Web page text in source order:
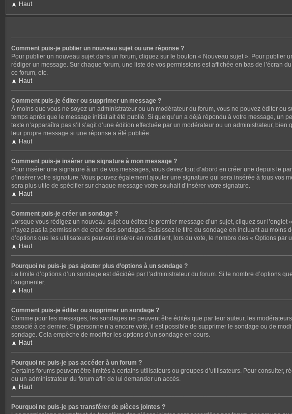
Haut
Comment puis-je publier un nouveau sujet ou une réponse ?
Pour publier un nouveau sujet dans un forum, cliquez sur le bouton « Nouveau sujet ». Pour
rédiger un message. Sur chaque forum, une liste de vos permissions est affichée en bas de l’écran
ce forum, etc.
Haut
Comment puis-je éditer ou supprimer un message ?
À moins que vous ne soyez un administrateur ou un modérateur du forum, vous ne pouvez éditer
temps après que le message initial ait été publié. Si quelqu’un a déjà répondu à votre message, un
texte n’apparaîtra pas s’il s’agit d’une édition effectuée par un modérateur ou un administrateur,
leur propre message si une réponse a été publiée.
Haut
Comment puis-je insérer une signature à mon message ?
Pour insérer une signature à un de vos messages, vous devez tout d’abord en créer une depuis le
d’insérer votre signature. Vous pouvez également ajouter une signature qui sera insérée à tous
sera plus utile de spécifier sur chaque message votre souhait d’insérer votre signature.
Haut
Comment puis-je créer un sondage ?
Lorsque vous rédigez un nouveau sujet ou éditez le premier message d’un sujet, cliquez sur
n’ayez pas la permission de créer des sondages. Saisissez le titre du sondage en incluant au
d’options que les utilisateurs peuvent insérer en modifiant, lors du vote, le nombre des « Options
Haut
Pourquoi ne puis-je pas ajouter plus d’options à un sondage ?
La limite d’options d’un sondage est décidée par l’administrateur du forum. Si le nombre d’options
l’augmenter.
Haut
Comment puis-je éditer ou supprimer un sondage ?
Comme pour les messages, les sondages ne peuvent être édités que par leur auteur, les
associé à ce dernier. Si personne n’a encore voté, il est possible de supprimer le sondage ou de
sondage. Cela empêche de modifier les options d’un sondage en cours.
Haut
Pourquoi ne puis-je pas accéder à un forum ?
Certains forums peuvent être limités à certains utilisateurs ou groupes d’utilisateurs. Pour
ou un administrateur du forum afin de lui demander un accès.
Haut
Pourquoi ne puis-je pas transférer de pièces jointes ?